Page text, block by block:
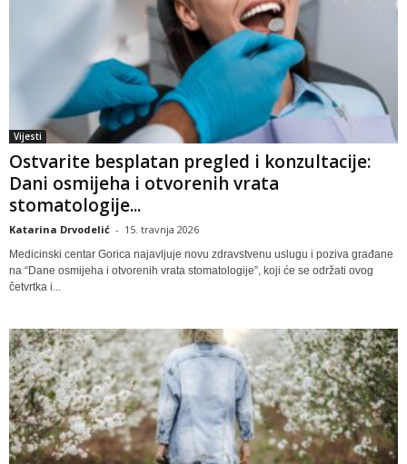
Vijesti
Ostvarite besplatan pregled i konzultacije:
Dani osmijeha i otvorenih vrata
stomatologije...
Katarina Drvodelić - 15. travnja 2026
Medicinski centar Gorica najavljuje novu zdravstvenu uslugu i poziva građane
na “Dane osmijeha i otvorenih vrata stomatologije”, koji će se održati ovog
četvrtka i...